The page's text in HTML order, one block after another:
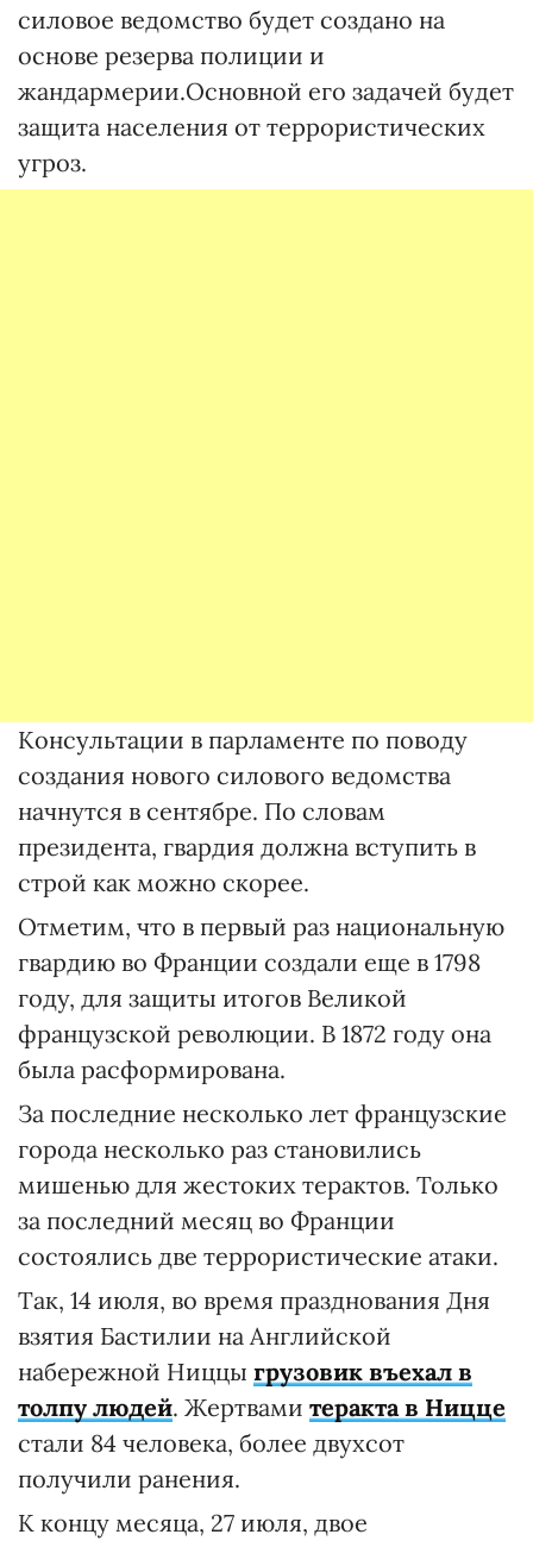
силовое ведомство будет создано на
основе резерва полиции и
жандармерии.Основной его задачей будет
защита населения от террористических
угроз.
Консультации в парламенте по поводу
создания нового силового ведомства
начнутся в сентябре. По словам
президента, гвардия должна вступить в
строй как можно скорее.
Отметим, что в первый раз национальную
гвардию во Франции создали еще в 1798
году, для защиты итогов Великой
французской революции. В 1872 году она
была расформирована.
За последние несколько лет французские
города несколько раз становились
мишенью для жестоких терактов. Только
за последний месяц во Франции
состоялись две террористические атаки.
Так, 14 июля, во время празднования Дня
взятия Бастилии на Английской
набережной Ниццы грузовик въехал в
толпу людей. Жертвами теракта в Ницце
стали 84 человека, более двухсот
получили ранения.
К концу месяца, 27 июля, двое